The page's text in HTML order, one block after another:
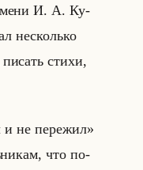
И. А. Ку­
несколько
стихи,
и не пережил»
что по­